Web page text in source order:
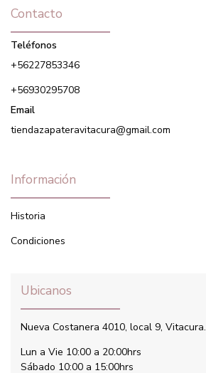
Contacto
Teléfonos
+56227853346
+56930295708
Email
tiendazapateravitacura@gmail.com
Información
Historia
Condiciones
Ubicanos
Nueva Costanera 4010, local 9, Vitacura.
Lun a Vie 10:00 a 20:00hrs
Sábado 10:00 a 15:00hrs